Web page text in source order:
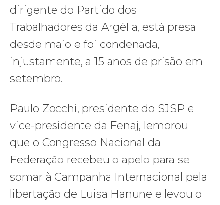
dirigente do Partido dos
Trabalhadores da Argélia, está presa
desde maio e foi condenada,
injustamente, a 15 anos de prisão em
setembro.
Paulo Zocchi, presidente do SJSP e
vice-presidente da Fenaj, lembrou
que o Congresso Nacional da
Federação recebeu o apelo para se
somar à Campanha Internacional pela
libertação de Luisa Hanune e levou o